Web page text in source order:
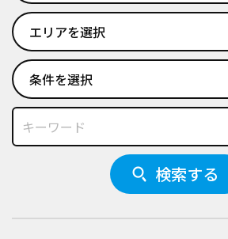
エリアを選択
条件を選択
検索する